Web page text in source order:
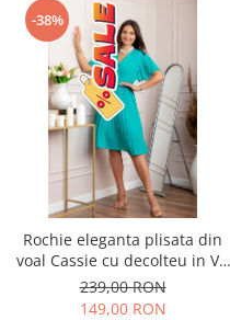
-38%
Rochie eleganta plisata din
voal Cassie cu decolteu in V -
Turcoaz aqua
239,00 RON
149,00 RON